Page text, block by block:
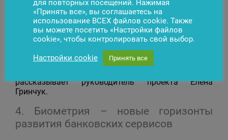
нас есть целый список идей, относящихся к
регулированию лицензионной политики,
большинство из которых уже взято в разработку.
Сейчас самое главное – донести важность этого
функционала до наших партнеров, ведь он
позволит им более эффективно управлять
поставленным программным обеспечением и
рассказывает руководитель проекта Елена
Гринчук.
4. Биометрия – новые горизонты
развития банковских сервисов
для повторных посещений. Нажимая
«Принять все», вы соглашаетесь на
использование ВСЕХ файлов cookie. Также
вы можете посетить «Настройки файлов
cookie», чтобы контролировать свой выбор.
Настройки cookie Принять все